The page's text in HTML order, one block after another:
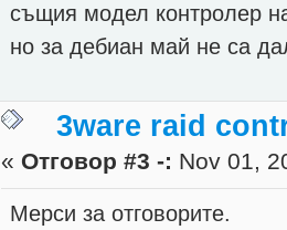
същия модел контролер
но за дебиан май не са
3ware raid
« Отговор #3 -: Nov 01,
Мерси за отговорите.